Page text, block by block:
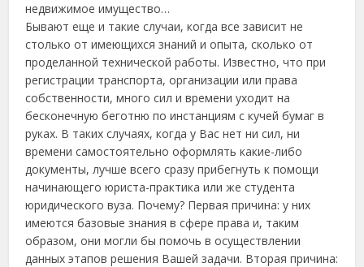
недвижимое имущество…
Бывают еще и такие случаи, когда все зависит не
столько от имеющихся знаний и опыта, сколько от
проделанной технической работы. Известно, что при
регистрации транспорта, организации или права
собственности, много сил и времени уходит на
бесконечную беготню по инстанциям с кучей бумаг в
руках. В таких случаях, когда у Вас нет ни сил, ни
времени самостоятельно оформлять какие-либо
документы, лучше всего сразу прибегнуть к помощи
начинающего юриста-практика или же студента
юридического вуза. Почему? Первая причина: у них
имеются базовые знания в сфере права и, таким
образом, они могли бы помочь в осуществлении
данных этапов решения Вашей задачи. Вторая причина: